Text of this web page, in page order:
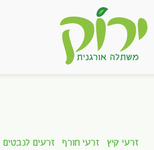
זרעי קיץ זרעי חורף זרעים לנבטים